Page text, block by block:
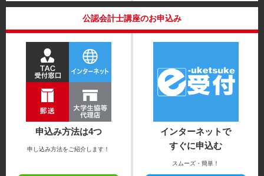
公認会計士講座のお申込み
申込み方法は4つ
申し込み方法をご紹介します！
インターネットで
すぐに申込む
スムーズ・簡単！